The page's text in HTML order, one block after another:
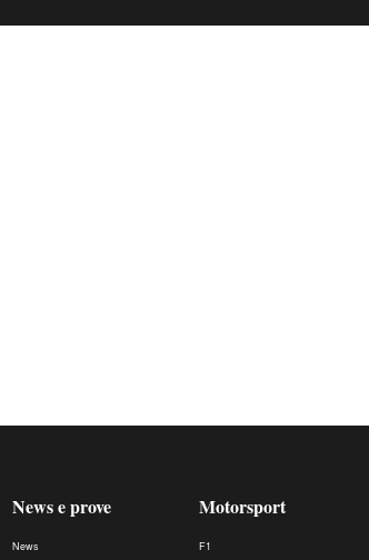
News e prove
News
Motorsport
F1